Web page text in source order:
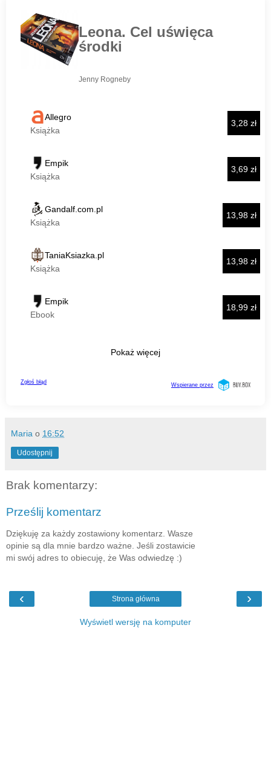
Maria o 16:52
Udostępnij
Brak komentarzy:
Prześlij komentarz
Dziękuję za każdy zostawiony komentarz. Wasze
opinie są dla mnie bardzo ważne. Jeśli zostawicie
mi swój adres to obiecuję, że Was odwiedzę :)
‹ ›
Strona główna
Wyświetl wersję na komputer